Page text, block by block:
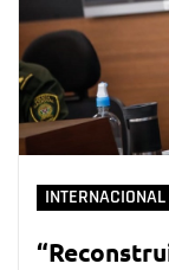
INTERNACIONAL